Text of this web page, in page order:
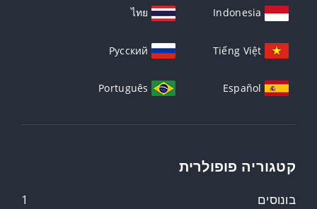
Indonesia
ไทย
Tiếng Việt
Русский
Español
Português
קטגוריה פופולרית
1
בונוסים